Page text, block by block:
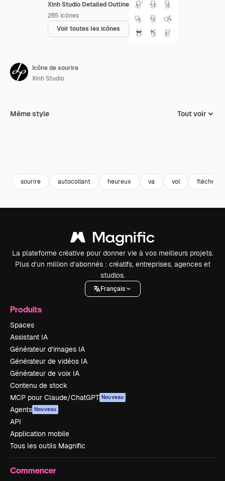
Xinh Studio Detailed Outline
285 Icônes
Voir toutes les icônes
Icône de sourire
Xinh Studio
Même style Tout voir
sourire autocollant heureux va vol flèches
La plateforme créative pour donner vie à vos meilleurs projets.
Plus d’un million d’abonnés : créatifs, entreprises, agences et
studios.
Français
Produits
Spaces
Assistant IA
Générateur d’images IA
Générateur de vidéos IA
Générateur de voix IA
Contenu de stock
MCP pour Claude/ChatGPT Nouveau
Agents Nouveau
API
Application mobile
Tous les outils Magnific
Commencer